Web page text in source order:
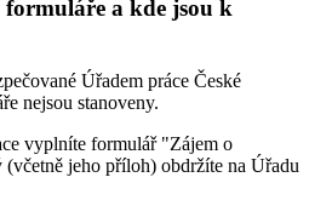
formuláře a kde jsou k
Úřadem práce České
nejsou stanoveny.
vyplníte formulář "Zájem o
jeho příloh) obdržíte na Úřadu